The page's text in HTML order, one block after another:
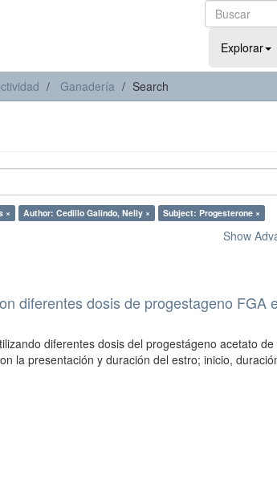
Explorar
Ganadería Search
× Author: Cedillo Galindo, Nelly × Subject: Progesterone ×
Show
diferentes dosis de progestageno FGA
diferentes dosis del progestágeno acetato de
la presentación y duración del estro; inicio,